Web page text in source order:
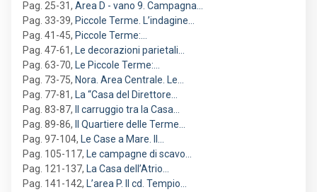
Pag. 25-31, Area D - vano 9. Campagna…
Pag. 33-39, Piccole Terme. L’indagine…
Pag. 41-45, Piccole Terme:…
Pag. 47-61, Le decorazioni parietali…
Pag. 63-70, Le Piccole Terme:…
Pag. 73-75, Nora. Area Centrale. Le…
Pag. 77-81, La “Casa del Direttore…
Pag. 83-87,
Il carruggio tra la Casa…
Pag. 89-86,
Il Quartiere delle Terme…
Pag. 97-104, Le Case a Mare. Il…
Pag. 105-117, Le campagne di scavo…
Pag. 121-137, La Casa dell’Atrio…
Pag. 141-142, L’area P. Il cd. Tempio…